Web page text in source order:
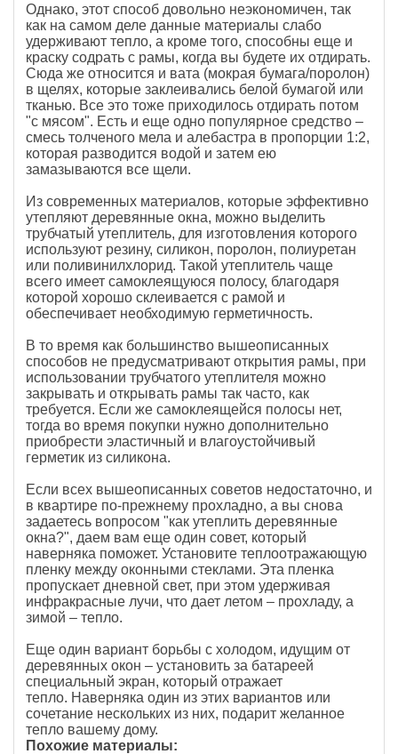
Однако, этот способ довольно неэкономичен, так
как на самом деле данные материалы слабо
удерживают тепло, а кроме того, способны еще и
краску содрать с рамы, когда вы будете их отдирать.
Сюда же относится и вата (мокрая бумага/поролон)
в щелях, которые заклеивались белой бумагой или
тканью. Все это тоже приходилось отдирать потом
"с мясом". Есть и еще одно популярное средство –
смесь толченого мела и алебастра в пропорции 1:2,
которая разводится водой и затем ею
замазываются все щели.
Из современных материалов, которые эффективно
утепляют деревянные окна, можно выделить
трубчатый утеплитель, для изготовления которого
используют резину, силикон, поролон, полиуретан
или поливинилхлорид. Такой утеплитель чаще
всего имеет самоклеящуюся полосу, благодаря
которой хорошо склеивается с рамой и
обеспечивает необходимую герметичность.
В то время как большинство вышеописанных
способов не предусматривают открытия рамы, при
использовании трубчатого утеплителя можно
закрывать и открывать рамы так часто, как
требуется. Если же самоклеящейся полосы нет,
тогда во время покупки нужно дополнительно
приобрести эластичный и влагоустойчивый
герметик из силикона.
Если всех вышеописанных советов недостаточно, и
в квартире по-прежнему прохладно, а вы снова
задаетесь вопросом "как утеплить деревянные
окна?", даем вам еще один совет, который
наверняка поможет. Установите теплоотражающую
пленку между оконными стеклами. Эта пленка
пропускает дневной свет, при этом удерживая
инфракрасные лучи, что дает летом – прохладу, а
зимой – тепло.
Еще один вариант борьбы с холодом, идущим от
деревянных окон – установить за батареей
специальный экран, который отражает
тепло. Наверняка один из этих вариантов или
сочетание нескольких из них, подарит желанное
тепло вашему дому.
Похожие материалы: